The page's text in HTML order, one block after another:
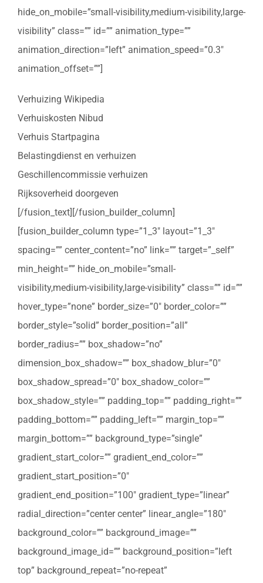
hide_on_mobile=”small-visibility,medium-visibility,large-
visibility” class=”” id=”” animation_type=””
animation_direction=”left” animation_speed=”0.3″
animation_offset=””]
Verhuizing Wikipedia
Verhuiskosten Nibud
Verhuis Startpagina
Belastingdienst en verhuizen
Geschillencommissie verhuizen
Rijksoverheid doorgeven
[/fusion_text][/fusion_builder_column]
[fusion_builder_column type=”1_3″ layout=”1_3″
spacing=”” center_content=”no” link=”” target=”_self”
min_height=”” hide_on_mobile=”small-
visibility,medium-visibility,large-visibility” class=”” id=””
hover_type=”none” border_size=”0″ border_color=””
border_style=”solid” border_position=”all”
border_radius=”” box_shadow=”no”
dimension_box_shadow=”” box_shadow_blur=”0″
box_shadow_spread=”0″ box_shadow_color=””
box_shadow_style=”” padding_top=”” padding_right=””
padding_bottom=”” padding_left=”” margin_top=””
margin_bottom=”” background_type=”single”
gradient_start_color=”” gradient_end_color=””
gradient_start_position=”0″
gradient_end_position=”100″ gradient_type=”linear”
radial_direction=”center center” linear_angle=”180″
background_color=”” background_image=””
background_image_id=”” background_position=”left
top” background_repeat=”no-repeat”